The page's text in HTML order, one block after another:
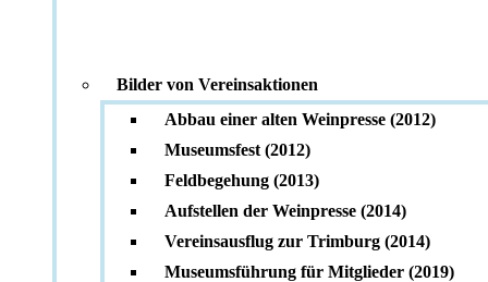
Bilder von Vereinsaktionen
Abbau einer alten Weinpresse (2012)
Museumsfest (2012)
Feldbegehung (2013)
Aufstellen der Weinpresse (2014)
Vereinsausflug zur Trimburg (2014)
Museumsführung für Mitglieder (2019)